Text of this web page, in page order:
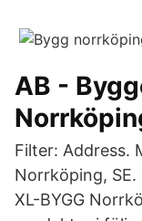
AB -
Filter: Address.
Norrköping,
XL-BYGG